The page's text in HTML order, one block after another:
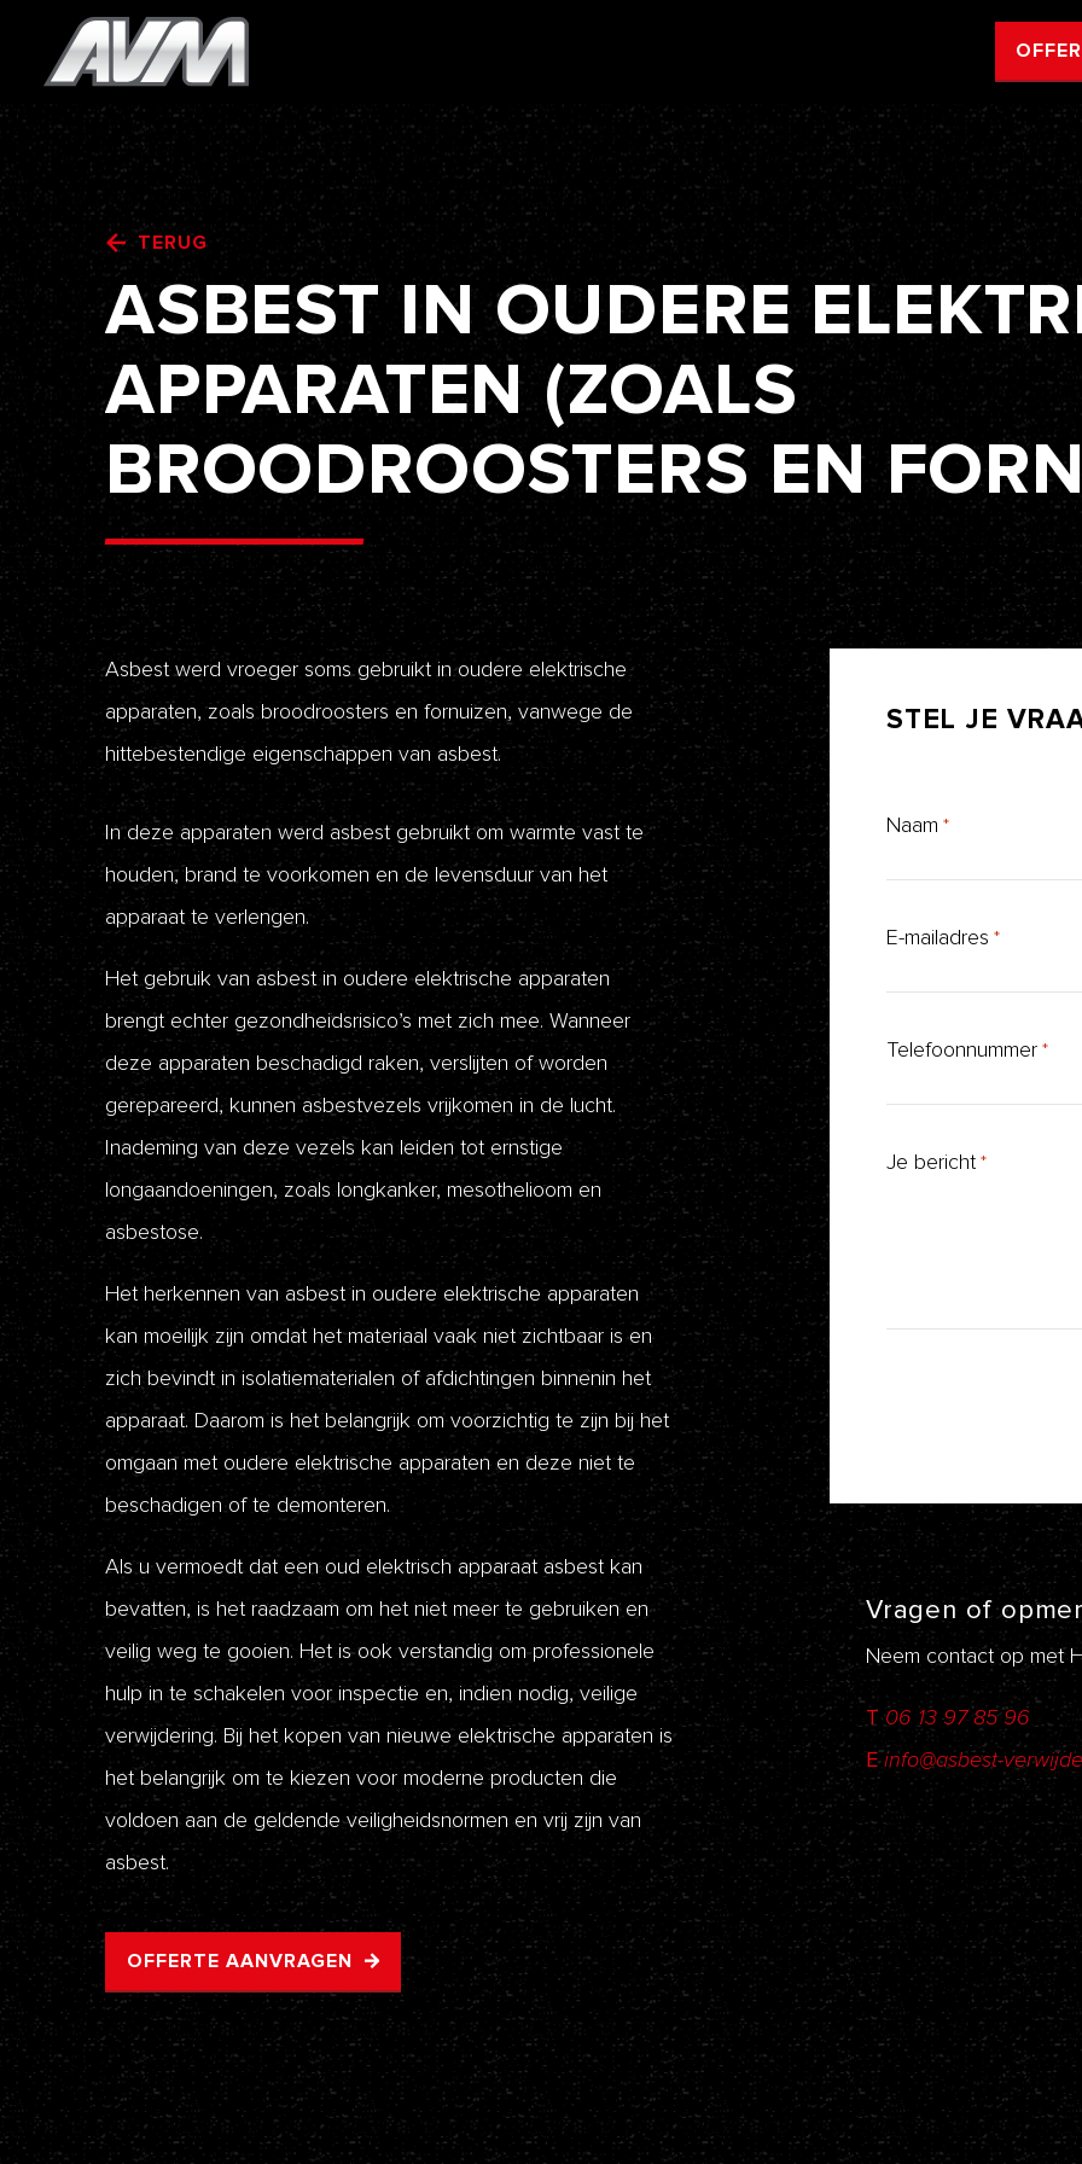
TERUG
ASBEST IN OUDERE
APPARATEN (ZOALS
BROODROOSTERS EN
Asbest werd vroeger soms gebruikt in oudere elektrische
apparaten, zoals broodroosters en fornuizen, vanwege de
hittebestendige eigenschappen van asbest.
In deze apparaten werd asbest gebruikt om warmte vast te
houden, brand te voorkomen en de levensduur van het
apparaat te verlengen.
Het gebruik van asbest in oudere elektrische apparaten
brengt echter gezondheidsrisico’s met zich mee. Wanneer
deze apparaten beschadigd raken, verslijten of worden
gerepareerd, kunnen asbestvezels vrijkomen in de lucht.
Inademing van deze vezels kan leiden tot ernstige
longaandoeningen, zoals longkanker, mesothelioom en
asbestose.
Het herkennen van asbest in oudere elektrische apparaten
kan moeilijk zijn omdat het materiaal vaak niet zichtbaar is en
zich bevindt in isolatiematerialen of afdichtingen binnenin het
apparaat. Daarom is het belangrijk om voorzichtig te zijn bij het
omgaan met oudere elektrische apparaten en deze niet te
beschadigen of te demonteren.
Als u vermoedt dat een oud elektrisch apparaat asbest kan
bevatten, is het raadzaam om het niet meer te gebruiken en
veilig weg te gooien. Het is ook verstandig om professionele
hulp in te schakelen voor inspectie en, indien nodig, veilige
verwijdering. Bij het kopen van nieuwe elektrische apparaten is
het belangrijk om te kiezen voor moderne producten die
voldoen aan de geldende veiligheidsnormen en vrij zijn van
asbest.
OFFERTE AANVRAGEN
STEL JE
Naam *
E-mailadres *
Telefoonnummer *
Je bericht *
Vragen of
Neem contact op met
T 06 13 97 85 96
E info@asbest-